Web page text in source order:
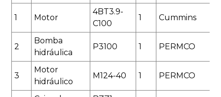
1 Motor
4BT3.9-
C100
1 Cummins
2
Bomba
hidráulica
P3100 1 PERMCO
3
Motor
hidráulico
M124-40 1 PERMCO